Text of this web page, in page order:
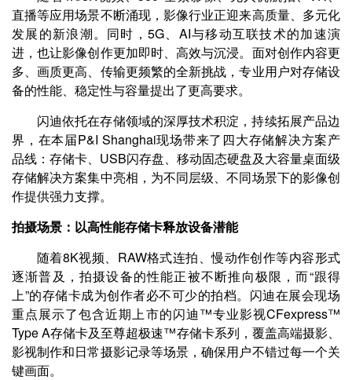
直播等应用场景不断涌现，影像行业正迎来高质量、多元化
发展的新浪潮。同时，5G、AI与移动互联技术的加速演
进，也让影像创作更加即时、高效与沉浸。面对创作内容更
多、画质更高、传输更频繁的全新挑战，专业用户对存储设
备的性能、稳定性与容量提出了更高要求。
闪迪依托在存储领域的深厚技术积淀，持续拓展产品边
界，在本届P&I Shanghai现场带来了四大存储解决方案产
品线：存储卡、USB闪存盘、移动固态硬盘及大容量桌面级
存储解决方案集中亮相，为不同层级、不同场景下的影像创
作提供强力支撑。
拍摄场景：以高性能存储卡释放设备潜能
随着8K视频、RAW格式连拍、慢动作创作等内容形式
逐渐普及，拍摄设备的性能正被不断推向极限，而“跟得
上”的存储卡成为创作者必不可少的拍档。闪迪在展会现场
重点展示了包含近期上市的闪迪™专业影视CFexpress™
Type A存储卡及至尊超极速™存储卡系列，覆盖高端摄影、
影视制作和日常摄影记录等场景，确保用户不错过每一个关
键画面。